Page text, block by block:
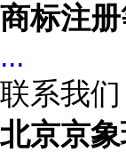
商标注册
...
联系我们
北京京